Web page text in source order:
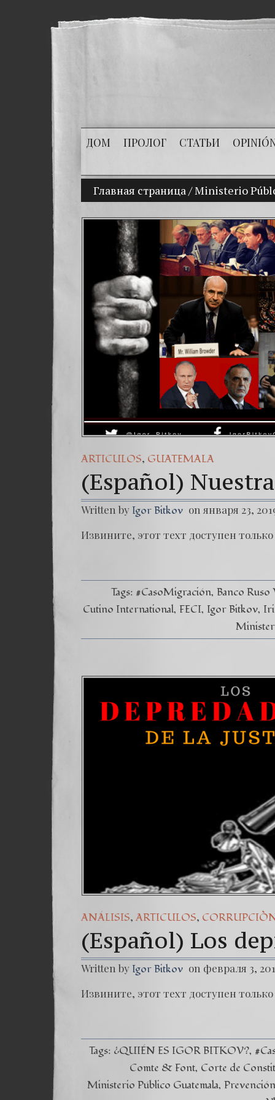
ДОМ ПРОЛОГ СТАТЬИ
Главная страница/Ministerio
(Español) Mi hijo Vladimir
ARTICULOS, GUATEMALA
(Español)
Written by Igor Bitkov on января 23,
Извините, этот техт доступен только
Tags: #CasoMigración Banco Ruso
Cutino International FECI Igor Bitkov
ANÁLISIS, ARTICULOS,
(Español) Los
Written by Igor Bitkov on февраля 3,
Извините, этот техт доступен только
Tags: ¿QUIÉN ES IGOR BITKOV?
Comte & Font Corte de
Ministerio Público Guatemala